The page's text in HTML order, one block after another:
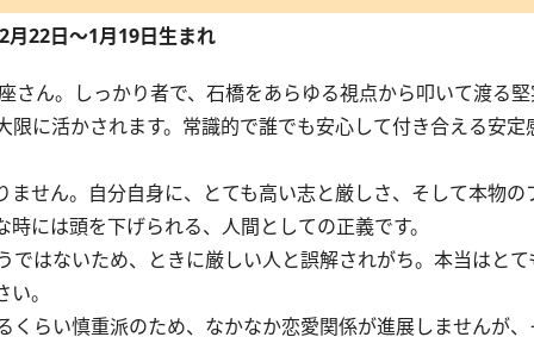
月22日～1月19日生まれ
ん。しっかり者で、石橋をあらゆる視点から叩いて渡る
に活かされます。常識的で誰でも安心して付き合える安定
せん。自分自身に、とても高い志と厳しさ、そして本物の
には頭を下げられる、人間としての正義です。
はないため、ときに厳しい人と誤解されがち。本当はとて
。
らい慎重派のため、なかなか恋愛関係が進展しませんが